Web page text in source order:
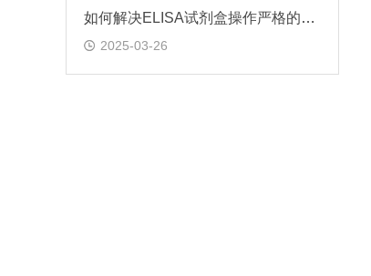
如何解决ELISA试剂盒操作严格的问题
2025-03-26